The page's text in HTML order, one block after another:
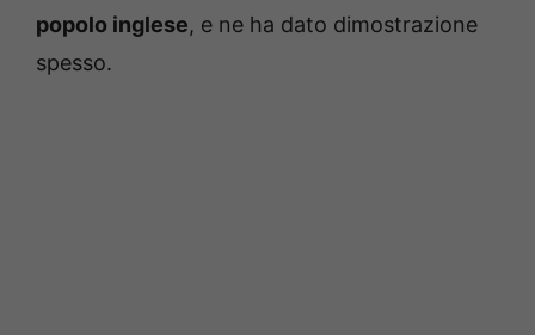
popolo inglese, e ne ha dato dimostrazione
spesso.